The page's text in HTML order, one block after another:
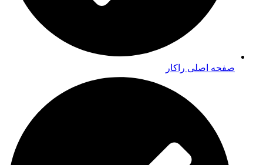
صفحه اصلی راکار